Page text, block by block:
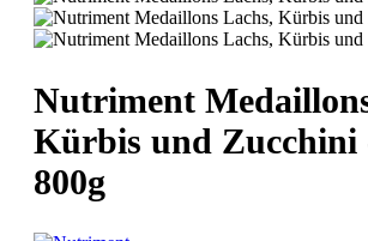
Nutriment
Kürbis und Zucchini
800g